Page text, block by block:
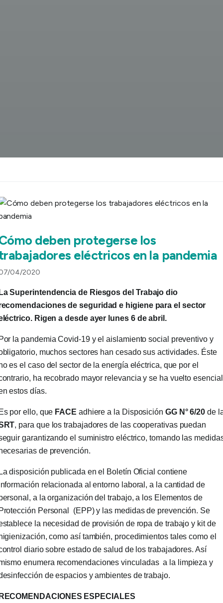
deben protegerse los
eléctricos en la pandemia
04/2020
Superintendencia de Riesgos del Trabajo dio
de seguridad e higiene para el sector
Rigen a desde ayer lunes 6 de abril.
la pandemia Covid-19 y el aislamiento social preventivo y
muchos sectores han cesado sus actividades. Éste
es el caso del sector de la energía eléctrica, que por el
ha recobrado mayor relevancia y se ha vuelto esencial
estos días.
por ello, que FACE adhiere a la Disposición GG N° 6/20de
, para que los trabajadores de las cooperativas puedan
garantizando el suministro eléctrico, tomando las
de prevención.
disposición publicada en el Boletín Oficial contiene
relacionada al entorno laboral, a la cantidad de
a la organización del trabajo, a los Elementos de
Personal (EPP) y las medidas de prevención. Se
la necesidad de provisión de ropa de trabajo y kit de
como así también, procedimientos tales como el
diario sobre estado de salud de los trabajadores. Así
enumera recomendaciones vinculadas a la limpieza y
de espacios y ambientes de trabajo.
ESPECIALES